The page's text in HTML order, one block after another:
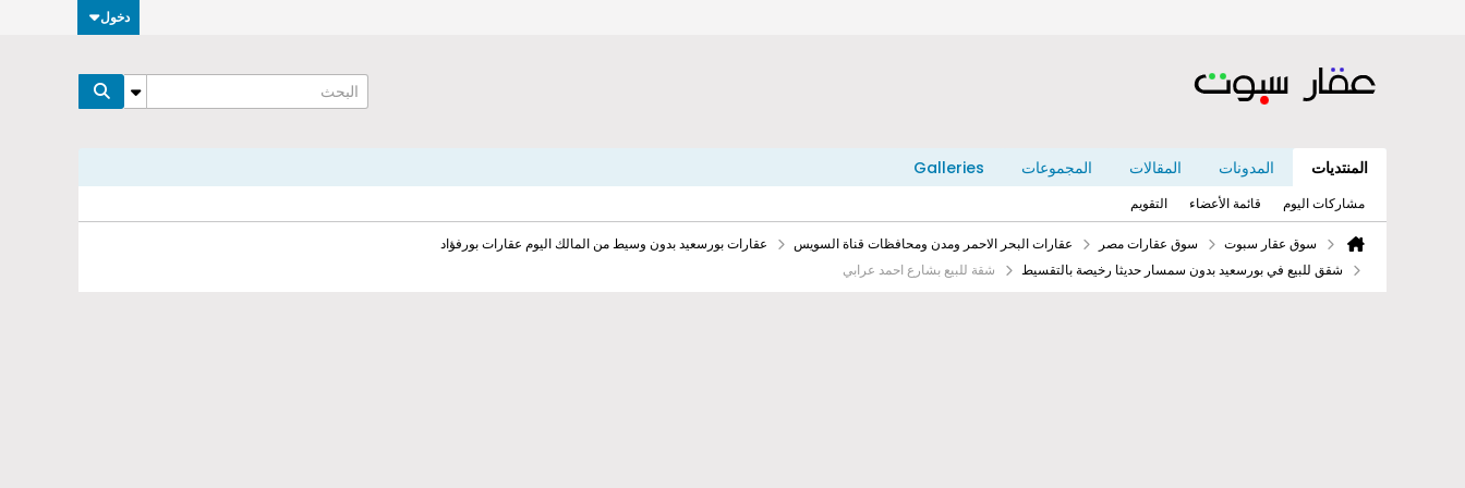
دخول
المنتديات المدونات المقالات المجموعات Galleries
مشاركات اليوم قائمة الأعضاء التقويم
سوق عقار سبوت سوق عقارات مصر عقارات البحر الاحمر ومدن ومحافظات قناة السويس
عقارات بورسعيد بدون وسيط من المالك اليوم عقارات بورفؤاد
شقق للبيع في بورسعيد بدون سمسار حديثا رخيصة بالتقسيط
شقة للبيع بشارع احمد عرابي